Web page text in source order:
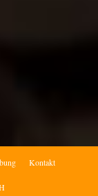
Kontakt